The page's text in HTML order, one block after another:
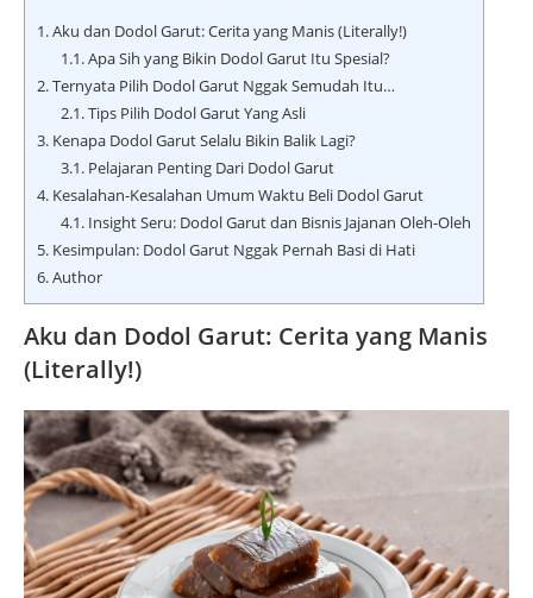
1.Aku dan Dodol Garut: Cerita yang Manis (Literally!)
1.1.Apa Sih yang Bikin Dodol Garut Itu Spesial?
2.Ternyata Pilih Dodol Garut Nggak Semudah Itu…
2.1.Tips Pilih Dodol Garut Yang Asli
3. Kenapa Dodol Garut Selalu Bikin Balik Lagi?
3.1.Pelajaran Penting Dari Dodol Garut
4. Kesalahan-Kesalahan Umum Waktu Beli Dodol Garut
4.1.Insight Seru: Dodol Garut dan Bisnis Jajanan Oleh-Oleh
5. Kesimpulan: Dodol Garut Nggak Pernah Basi di Hati
6.Author
Aku dan Dodol Garut: Cerita yang Manis
(Literally!)